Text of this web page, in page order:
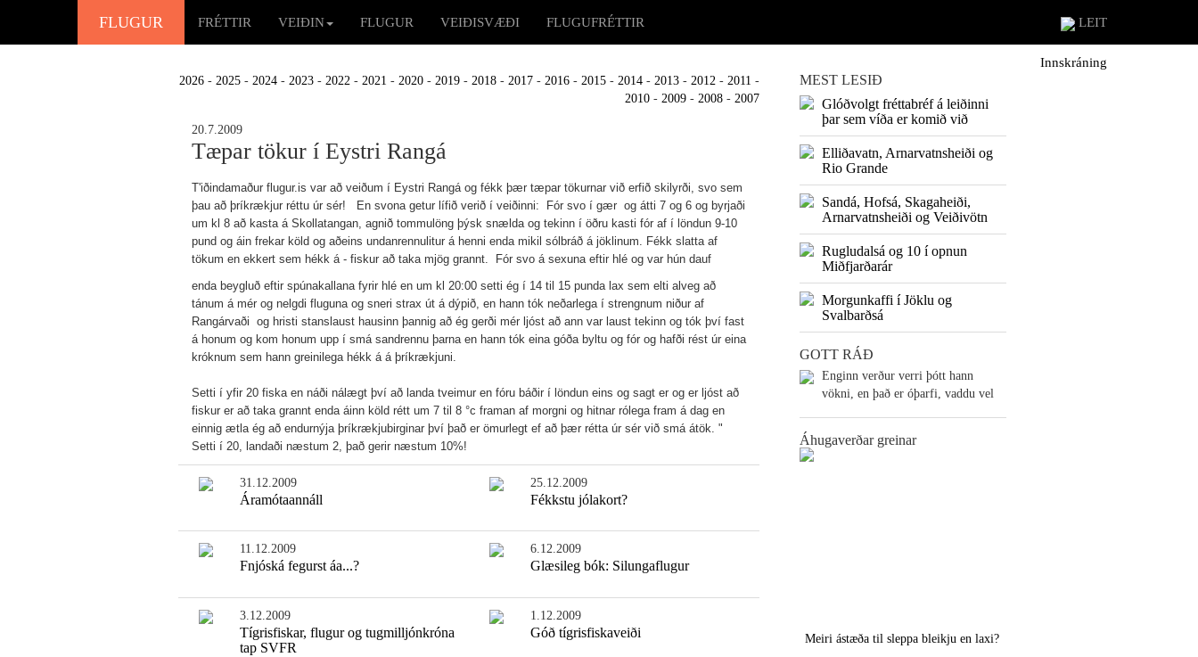
FLUGUR FRÉTTIR VEIÐIN FLUGUR VEIÐISVÆÐI FLUGUFRÉTTIR LEIT
Innskráning
2026 - 2025 - 2024 - 2023 - 2022 - 2021 - 2020 - 2019 - 2018 - 2017 - 2016 - 2015 - 2014 - 2013 - 2012 - 2011 -
2010 - 2009 - 2008 - 2007
20.7.2009
Tæpar tökur í Eystri Rangá
T'iðindamaður flugur.is var að veiðum í Eystri Rangá og fékk þær tæpar tökurnar við erfið skilyrði, svo sem
þau að þríkrækjur réttu úr sér! En svona getur lífið verið í veiðinni: Fór svo í gær og átti 7 og 6 og byrjaði
um kl 8 að kasta á Skollatangan, agnið tommulöng þýsk snælda og tekinn í öðru kasti fór af í löndun 9-10
pund og áin frekar köld og aðeins undanrennulitur á henni enda mikil sólbráð á jöklinum. Fékk slatta af
tökum en ekkert sem hékk á - fiskur að taka mjög grannt. Fór svo á sexuna eftir hlé og var hún dauf
enda beygluð eftir spúnakallana fyrir hlé en um kl 20:00 setti ég í 14 til 15 punda lax sem elti alveg að
tánum á mér og nelgdi fluguna og sneri strax út á dýpið, en hann tók neðarlega í strengnum niður af
Rangárvaði og hristi stanslaust hausinn þannig að ég gerði mér ljóst að ann var laust tekinn og tók því fast
á honum og kom honum upp í smá sandrennu þarna en hann tók eina góða byltu og fór og hafði rést úr eina
króknum sem hann greinilega hékk á á þríkrækjuni.
Setti í yfir 20 fiska en náði nálægt því að landa tveimur en fóru báðir í löndun eins og sagt er og er ljóst að
fiskur er að taka grannt enda áinn köld rétt um 7 til 8 °c framan af morgni og hitnar rólega fram á dag en
einnig ætla ég að endurnýja þríkrækjubirginar því það er ömurlegt ef að þær rétta úr sér við smá átök. "
Setti í 20, landaði næstum 2, það gerir næstum 10%!
31.12.2009
Áramótaannáll
25.12.2009
Fékkstu jólakort?
11.12.2009
Fnjóská fegurst áa...?
6.12.2009
Glæsileg bók: Silungaflugur
3.12.2009
Tígrisfiskar, flugur og tugmilljónkróna
tap SVFR
1.12.2009
Góð tígrisfiskaveiði
MEST LESIÐ
Glóðvolgt fréttabréf á leiðinni
þar sem víða er komið við
Elliðavatn, Arnarvatnsheiði og
Rio Grande
Sandá, Hofsá, Skagaheiði,
Arnarvatnsheiði og Veiðivötn
Rugludalsá og 10 í opnun
Miðfjarðarár
Morgunkaffi í Jöklu og
Svalbarðsá
GOTT RÁÐ
Enginn verður verri þótt hann
vökni, en það er óþarfi, vaddu vel
Áhugaverðar greinar
Einfaldasta fiskisúpan Meiri ástæða til sleppa bleikju en laxi?